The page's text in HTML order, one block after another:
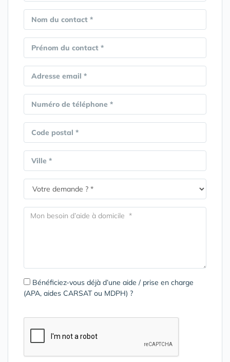
Nom du contact *
Prénom du contact *
Adresse email *
Numéro de téléphone *
Code postal *
Ville *
Bénéficiez-vous déjà d’une aide / prise en charge
(APA, aides CARSAT ou MDPH) ?